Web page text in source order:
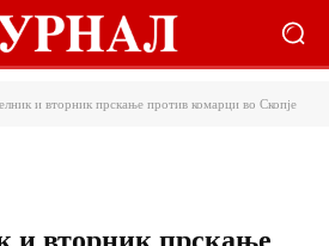
и вторник прскање против комарци во Скопје
и вторник прскање